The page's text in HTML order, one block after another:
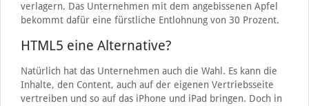
verlagern. Das Unternehmen mit dem angebissenen Apfel
bekommt dafür eine fürstliche Entlohnung von 30 Prozent.
HTML5 eine Alternative?
Natürlich hat das Unternehmen auch die Wahl. Es kann die
Inhalte, den Content, auch auf der eigenen Vertriebsseite
vertreiben und so auf das iPhone und iPad bringen. Doch in